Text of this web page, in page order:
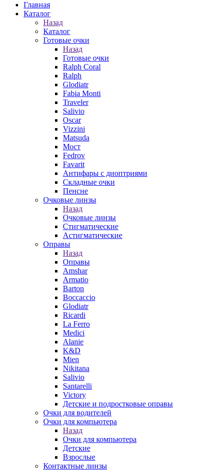
Главная
Каталог
Назад
Каталог
Готовые очки
Назад
Готовые очки
Ralph Coral
Ralph
Glodiatr
Fabia Monti
Traveler
Salivio
Oscar
Vizzini
Matsuda
Мост
Fedrov
Favarit
Антифары с диоптриями
Складные очки
Пенсне
Очковые линзы
Назад
Очковые линзы
Стигматические
Астигматические
Оправы
Назад
Оправы
Amshar
Armatio
Barton
Boccaccio
Glodiatr
Ricardi
La Ferro
Medici
Alanie
K&D
Mien
Nikitana
Salivio
Santarelli
Victory
Детские и подростковые оправы
Очки для водителей
Очки для компьютера
Назад
Очки для компьютера
Детские
Взрослые
Контактные линзы